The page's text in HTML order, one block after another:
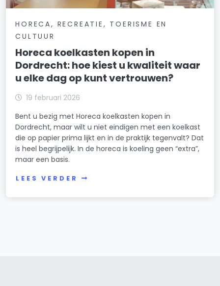
HORECA, RECREATIE, TOERISME EN
CULTUUR
Horeca koelkasten kopen in
Dordrecht: hoe kiest u kwaliteit waar
u elke dag op kunt vertrouwen?
19 februari 2026
Bent u bezig met Horeca koelkasten kopen in
Dordrecht, maar wilt u niet eindigen met een koelkast
die op papier prima lijkt en in de praktijk tegenvalt? Dat
is heel begrijpelijk. In de horeca is koeling geen “extra”,
maar een basis.
LEES VERDER